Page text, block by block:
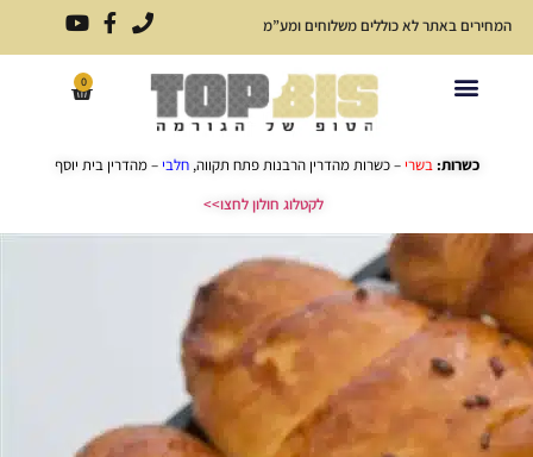
המחירים באתר לא כוללים משלוחים ומע”מ
0
כשרות:בשרי – כשרות מהדרין הרבנות פתח תקווה,חלבי – מהדרין בית יוסף
לקטלוג חולון לחצו>>